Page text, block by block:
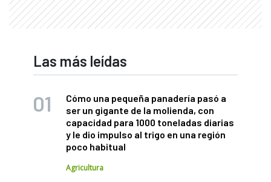
Las más leídas
Cómo una pequeña panadería pasó a
ser un gigante de la molienda, con
capacidad para 1000 toneladas diarias
y le dio impulso al trigo en una región
poco habitual
Agricultura